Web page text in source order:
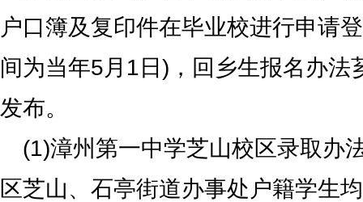
户口簿及复印件在毕业校进行申请
间为当年5月1日)，回乡生报名办法
发布。
(1)漳州第一中学芝山校区录取办
区芝山、石亭街道办事处户籍学生